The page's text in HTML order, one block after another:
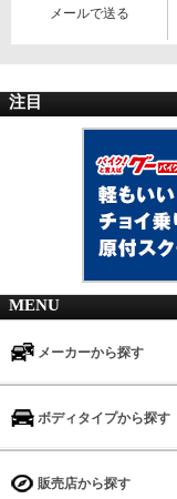
メールで送る
注目
MENU
メーカーから探す
ボディタイプから探す
販売店から探す